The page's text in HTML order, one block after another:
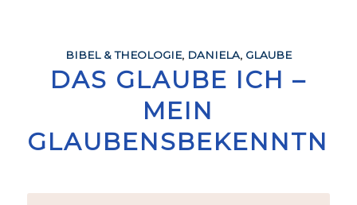
BIBEL & THEOLOGIE, DANIELA, GLAUBE
DAS GLAUBE ICH –
MEIN
GLAUBENSBEKENNTNIS